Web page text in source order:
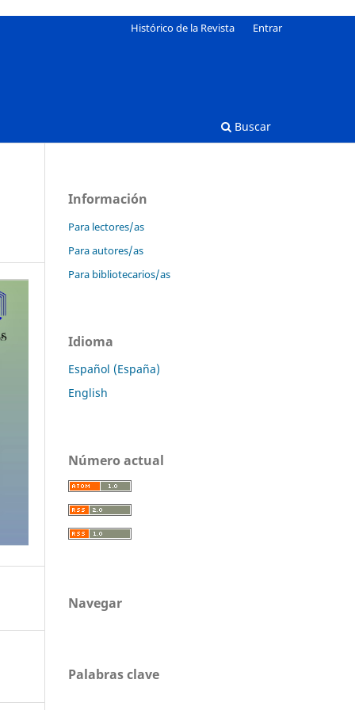
Buscar
Histórico de la Revista Entrar
Información
Para lectores/as
Para autores/as
Para bibliotecarios/as
Idioma
Español (España)
English
Número actual
Navegar
Palabras clave